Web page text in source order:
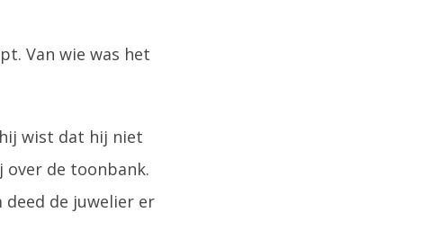
Van wie was het
wist dat hij niet
de toonbank.
deed de juwelier er